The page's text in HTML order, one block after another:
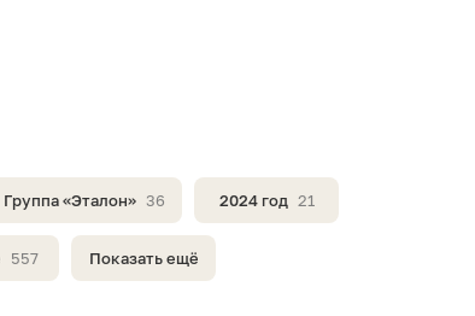
Группа «Эталон» 36 2024 год 21
557 Показать ещё